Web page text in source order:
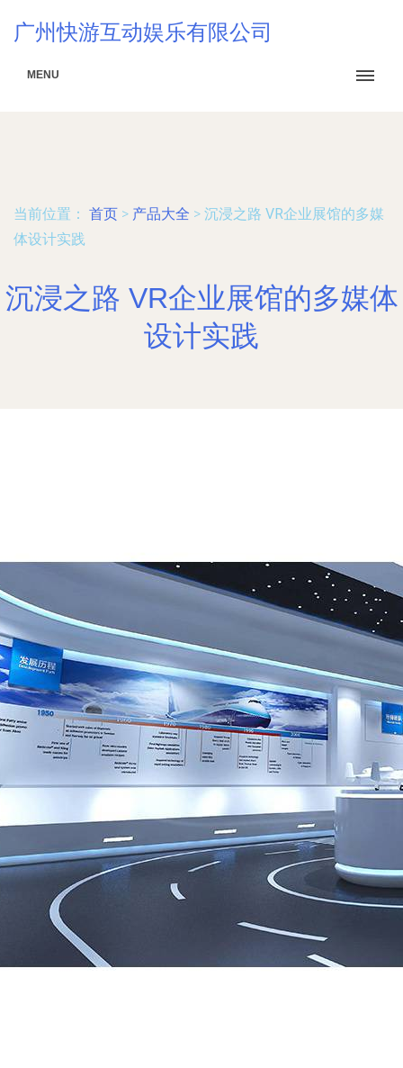
广州快游互动娱乐有限公司
MENU
当前位置： 首页 > 产品大全 > 沉浸之路 VR企业展馆的多媒
体设计实践
沉浸之路 VR企业展馆的多媒体
设计实践